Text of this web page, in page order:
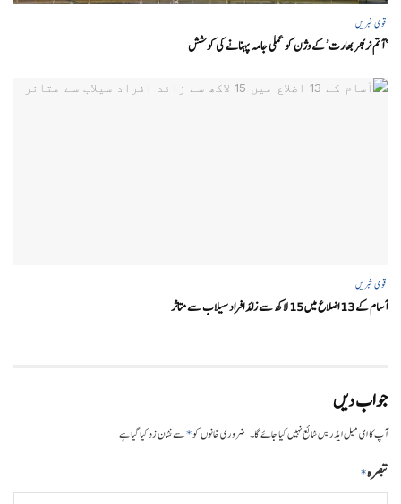
قومی خبریں
‘ آتم نربھر بھارت’ کے وژن کو عملی جامہ پہنانے کی کوشش
قومی خبریں
آسام کے 13 اضلاع میں 15 لاکھ سے زائد افراد سیلاب سے متاثر
جواب دیں
آپ کا ای میل ایڈریس شائع نہیں کیا جائے گا۔ ضروری خانوں کو*سے نشان زد کیا گیا ہے
تبصرہ*